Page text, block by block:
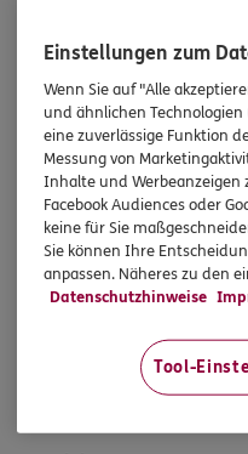
Tel:
Mobil:
Damit Sie Ihre Zukunft
wir beraten Sie gerne
Vorsorge. Oder treffen
Loccum, Heidtorstraße
Einstellungen zum
Wenn Sie auf "Alle
und ähnlichen
eine zuverlässige Funktion
Messung von
Inhalte und Werbeanzeigen
Facebook Audiences oder
keine für Sie
Sie können Ihre
anpassen. Näheres zu den
Datenschutzhinweise
Tool-